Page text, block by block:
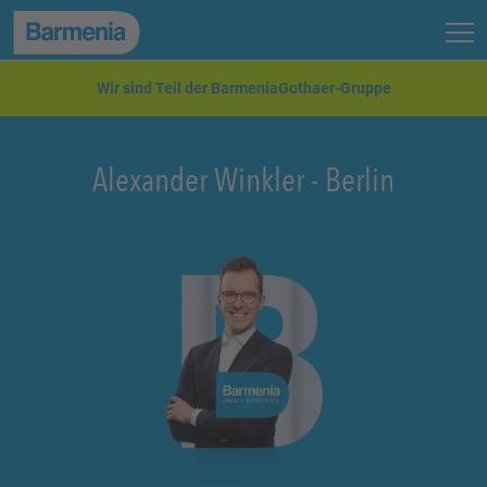
zum Seiteninhalt
Back to top
Wir sind Teil der BarmeniaGothaer-Gruppe
Alexander Winkler- Berlin